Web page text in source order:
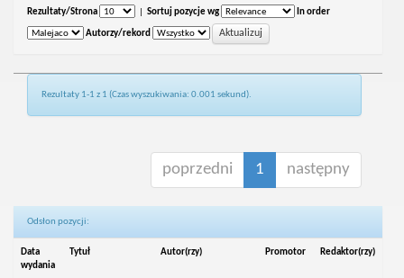
Rezultaty/Strona Sortuj pozycje wg In order
Autorzy/rekord
Rezultaty 1-1 z 1 (Czas wyszukiwania: 0.001 sekund).
poprzedni 1 następny
Odsłon pozycji:
Data
wydania
Tytuł Autor(rzy) Promotor Redaktor(rzy)